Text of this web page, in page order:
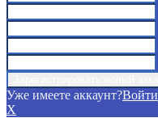
Уже имеете аккаунт?Войти
X